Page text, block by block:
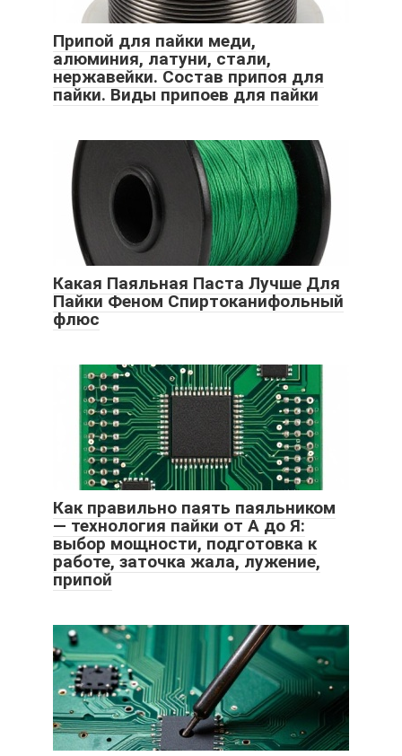
Припой для пайки меди,
алюминия, латуни, стали,
нержавейки. Состав припоя для
пайки. Виды припоев для пайки
Какая Паяльная Паста Лучше Для
Пайки Феном Спиртоканифольный
флюс
Как правильно паять паяльником
— технология пайки от А до Я:
выбор мощности, подготовка к
работе, заточка жала, лужение,
припой